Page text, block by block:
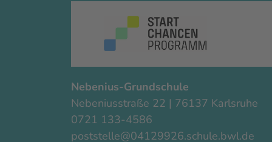
Nebenius-Grundschule
Nebeniusstraße 22 | 76137 Karlsruhe
0721 133-4586
poststelle@04129926.schule.bwl.de